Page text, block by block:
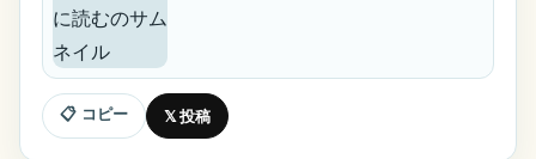
📋 コピー 𝕏 投稿